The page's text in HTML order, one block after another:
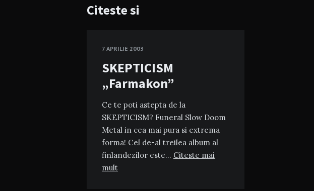
Citeste si
7 APRILIE 2003
SKEPTICISM
„Farmakon”
Ce te poti astepta de la
SKEPTICISM? Funeral Slow Doom
Metal in cea mai pura si extrema
forma! Cel de-al treilea album al
finlandezilor este… Citeste mai
mult